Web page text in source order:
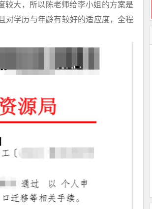
大，所以陈老师给李小姐的方案是
对学历与年龄有较好的适应度，全程